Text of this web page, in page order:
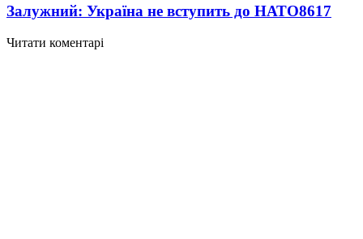
Залужний: Україна не вступить до НАТО8617
Читати коментарі